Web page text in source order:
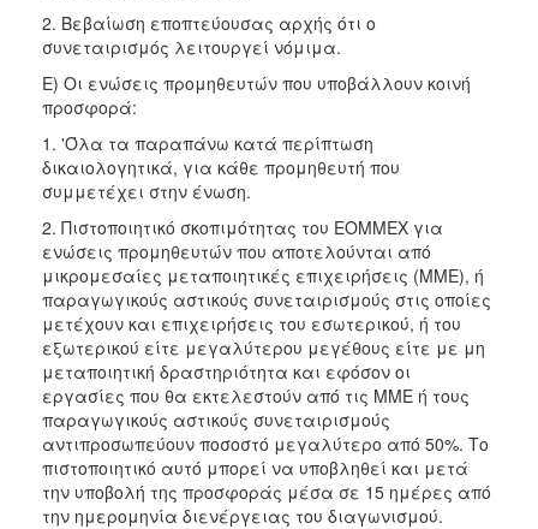
2. Βεβαίωση εποπτεύουσας αρχής ότι ο
συνεταιρισμός λειτουργεί νόμιμα.
Ε) Οι ενώσεις προμηθευτών που υποβάλλουν κοινή
προσφορά:
1. 'Όλα τα παραπάνω κατά περίπτωση
δικαιολογητικά, για κάθε προμηθευτή που
συμμετέχει στην ένωση.
2. Πιστοποιητικό σκοπιμότητας του ΕΟΜΜΕΧ για
ενώσεις προμηθευτών που αποτελούνται από
μικρομεσαίες μεταποιητικές επιχειρήσεις (ΜΜΕ), ή
παραγωγικούς αστικούς συνεταιρισμούς στις οποίες
μετέχουν και επιχειρήσεις του εσωτερικού, ή του
εξωτερικού είτε μεγαλύτερου μεγέθους είτε με μη
μεταποιητική δραστηριότητα και εφόσον οι
εργασίες που θα εκτελεστούν από τις ΜΜΕ ή τους
παραγωγικούς αστικούς συνεταιρισμούς
αντιπροσωπεύουν ποσοστό μεγαλύτερο από 50%. Το
πιστοποιητικό αυτό μπορεί να υποβληθεί και μετά
την υποβολή της προσφοράς μέσα σε 15 ημέρες από
την ημερομηνία διενέργειας του διαγωνισμού.